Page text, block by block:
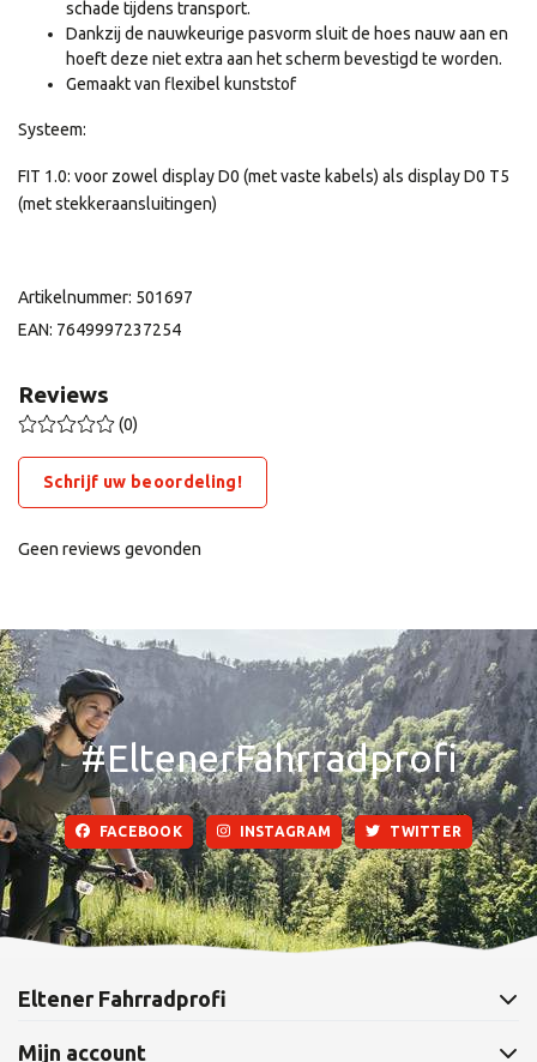
schade tijdens transport.
Dankzij de nauwkeurige pasvorm sluit de hoes nauw aan en
hoeft deze niet extra aan het scherm bevestigd te worden.
Gemaakt van flexibel kunststof
Systeem:
FIT 1.0: voor zowel display D0 (met vaste kabels) als display D0 T5
(met stekkeraansluitingen)
Artikelnummer: 501697
EAN: 7649997237254
Reviews
(0)
Schrijf uw beoordeling!
Geen reviews gevonden
#EltenerFahrradprofi
FACEBOOK INSTAGRAM TWITTER
Eltener Fahrradprofi
Mijn account